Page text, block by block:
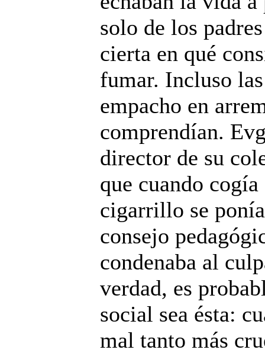
solo de los
cierta en qué
fumar. Incluso
empacho en
comprendían.
director de su
que cuando
cigarrillo se
consejo
condenaba al
verdad, es
social sea ésta:
mal tanto más